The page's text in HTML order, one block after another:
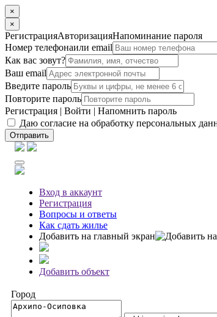
×
×
РегистрацияАвторизацияНапоминание пароля
Номер телефонаили email
Как вас зовут?
Ваш email
Введите пароль
Повторите пароль
Регистрация | Войти | Напомнить пароль
Даю согласие на обработку персональных
Отправить
Вход в аккаунт
Регистрация
Вопросы и ответы
Как сдать жилье
Добавить на главный экран
Добавить объект
Город